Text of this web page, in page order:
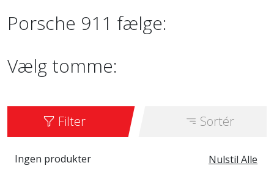
Porsche 911 fælge:
Vælg tomme:
Filter Sortér
Nulstil Alle
Ingen produkter